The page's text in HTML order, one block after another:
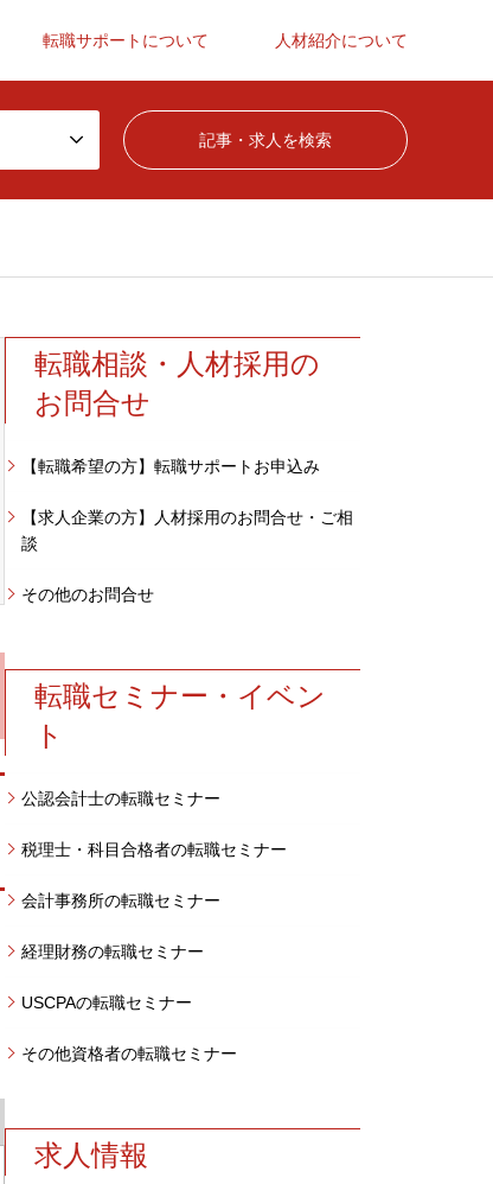
転職サポートについて 人材紹介について
転職相談・人材採用の
お問合せ
【転職希望の方】転職サポートお申込み
【求人企業の方】人材採用のお問合せ・ご相
談
その他のお問合せ
転職セミナー・イベン
ト
公認会計士の転職セミナー
税理士・科目合格者の転職セミナー
会計事務所の転職セミナー
経理財務の転職セミナー
USCPAの転職セミナー
その他資格者の転職セミナー
求人情報